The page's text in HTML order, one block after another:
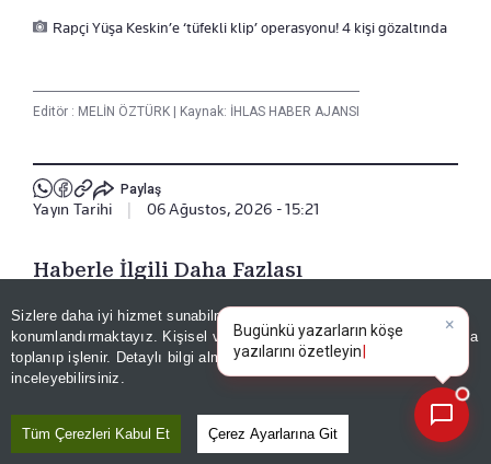
Sizlere daha iyi hizmet sunabilmek adına sitemizde
konumlandırmaktayız. Kişisel verileriniz, KVKK ve GDPR kapsamında
toplanıp işlenir. Detaylı bilgi almak içinAydınlatma Metnimizi
inceleyebilirsiniz.
Tüm Çerezleri Kabul Et Çerez Ayarlarına Git
Rapçi Yüşa Keskin’e ‘tüfekli klip’ operasyonu! 4 kişi gözaltında
Editör : MELİN ÖZTÜRK | Kaynak: İHLAS HABER AJANSI
Paylaş
Yayın Tarihi 06 Ağustos, 2026 - 15:21
Haberle İlgili Daha Fazlası
Magazin
×
Bugünkü yazarların köşe
yazılarını özetle|